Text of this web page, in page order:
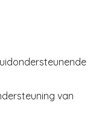
van